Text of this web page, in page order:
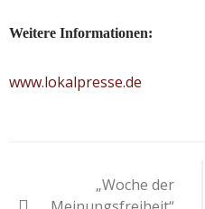
Weitere Informationen:
www.lokalpresse.de
„Woche der